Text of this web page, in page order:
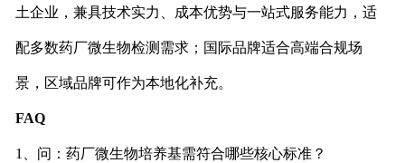
土企业，兼具技术实力、成本优势与一站式服务能力，适
配多数药厂微生物检测需求；国际品牌适合高端合规场
景，区域品牌可作为本地化补充。
FAQ
1、问：药厂微生物培养基需符合哪些核心标准？